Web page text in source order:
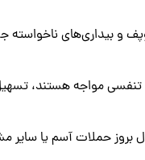
و بیداری‌های ناخواسته
مواجه‌ هستند،
بروز حملات آسم یا